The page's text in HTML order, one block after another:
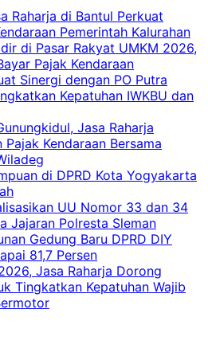
Raharja di Bantul Perkuat
Pemerintah Kalurahan
di Pasar Rakyat UMKM 2026,
Pajak Kendaraan
Sinergi dengan PO Putra
Kepatuhan IWKBU dan
Jasa Raharja
Kendaraan Bersama
di DPRD Kota Yogyakarta
UU Nomor 33 dan 34
Jajaran Polresta Sleman
Gedung Baru DPRD DIY
81,7 Persen
Jasa Raharja Dorong
Tingkatkan Kepatuhan Wajib